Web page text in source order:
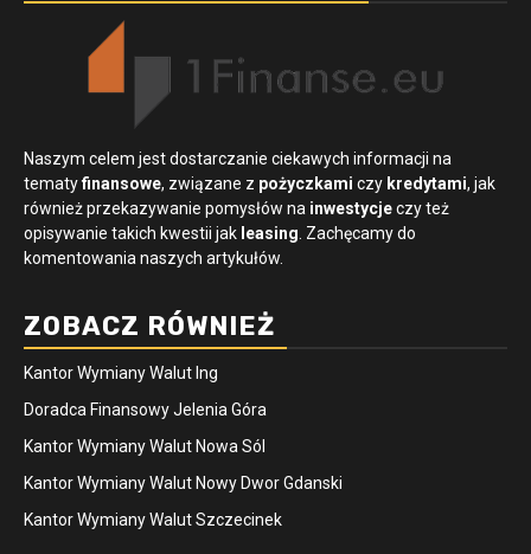
Naszym celem jest dostarczanie ciekawych informacji na
tematyfinansowe, związane z pożyczkami czy kredytami, jak
również przekazywanie pomysłów na inwestycjeczy też
opisywanie takich kwestii jak leasing . Zachęcamy do
komentowania naszych artykułów.
ZOBACZ RÓWNIEŻ
Kantor Wymiany Walut Ing
Doradca Finansowy Jelenia Góra
Kantor Wymiany Walut Nowa Sól
Kantor Wymiany Walut Nowy Dwor Gdanski
Kantor Wymiany Walut Szczecinek